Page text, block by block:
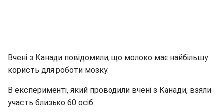
Вчені з Канади повідомили, що молоко має найбільшу
користь для роботи мозку.
В експерименті, який проводили вчені з Канади, взяли
участь близько 60 осіб.